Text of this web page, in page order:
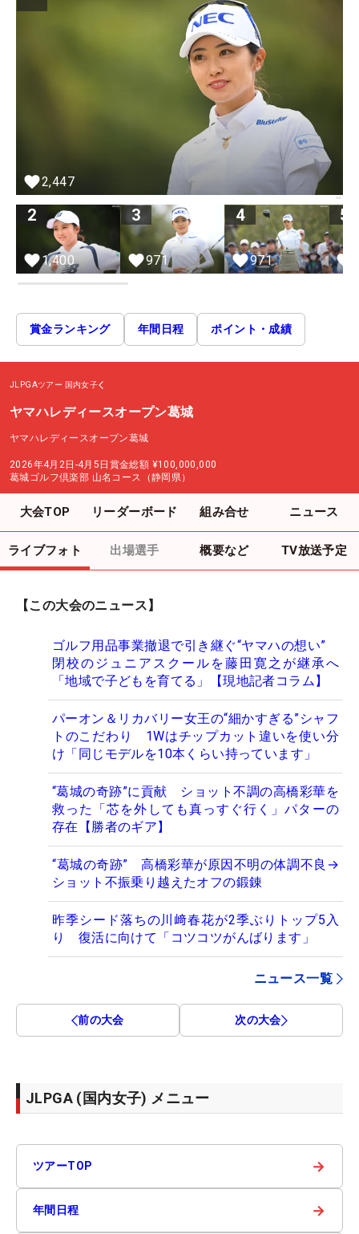
2,447
2
1,400
3
971
4
971
5
賞金ランキング 年間日程 ポイント・成績
JLPGAツアー 国内女子
ヤマハレディースオープン葛城
ヤマハレディースオープン葛城
2026年4月2日-4月5日 賞金総額 ¥100,000,000
葛城ゴルフ倶楽部 山名コース（静岡県）
大会TOP リーダーボード 組み合せ ニュース
ライブフォト 出場選手 概要など TV放送予定
【この大会のニュース】
ゴルフ用品事業撤退で引き継ぐ“ヤマハの想い”
閉校のジュニアスクールを藤田寛之が継承へ
「地域で子どもを育てる」【現地記者コラム】
パーオン＆リカバリー女王の“細かすぎる”シャフ
トのこだわり 1Wはチップカット違いを使い分
け「同じモデルを10本くらい持っています」
“葛城の奇跡”に貢献 ショット不調の高橋彩華を
救った「芯を外しても真っすぐ行く」パターの
存在【勝者のギア】
“葛城の奇跡” 高橋彩華が原因不明の体調不良→
ショット不振乗り越えたオフの鍛錬
昨季シード落ちの川﨑春花が2季ぶりトップ5入
り 復活に向けて「コツコツがんばります」
ニュース一覧
前の大会 次の大会
JLPGA (国内女子) メニュー
ツアーTOP →
年間日程 →